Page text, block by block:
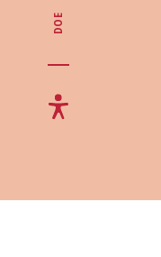
DOE